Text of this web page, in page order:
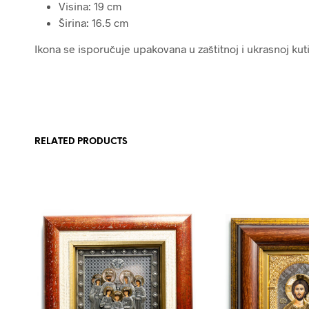
Visina: 19 cm
Širina: 16.5 cm
Ikona se isporučuje upakovana u zaštitnoj i ukrasnoj
RELATED PRODUCTS